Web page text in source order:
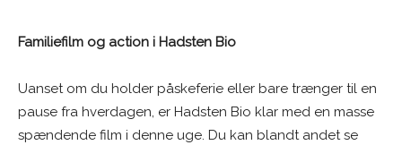
Familiefilm og action i Hadsten Bio
Uanset om du holder påskeferie eller bare trænger til en
pause fra hverdagen, er Hadsten Bio klar med en masse
spændende film i denne uge. Du kan blandt andet se